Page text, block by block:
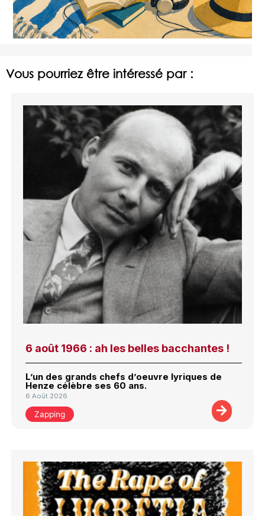
Vous pourriez être intéressé par :
6 août 1966 : ah les belles bacchantes !
L’un des grands chefs d’oeuvre lyriques de
Henze célèbre ses 60 ans.
6 Août 2026
Zapping